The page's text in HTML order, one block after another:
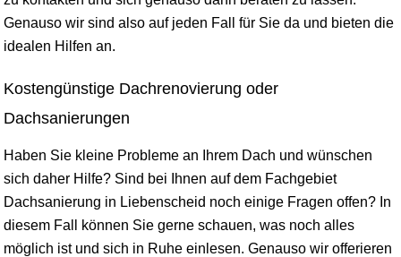
Genauso wir sind also auf jeden Fall für Sie da und bieten die
idealen Hilfen an.
Kostengünstige Dachrenovierung oder
Dachsanierungen
Haben Sie kleine Probleme an Ihrem Dach und wünschen
sich daher Hilfe? Sind bei Ihnen auf dem Fachgebiet
Dachsanierung in Liebenscheid noch einige Fragen offen? In
diesem Fall können Sie gerne schauen, was noch alles
möglich ist und sich in Ruhe einlesen. Genauso wir offerieren